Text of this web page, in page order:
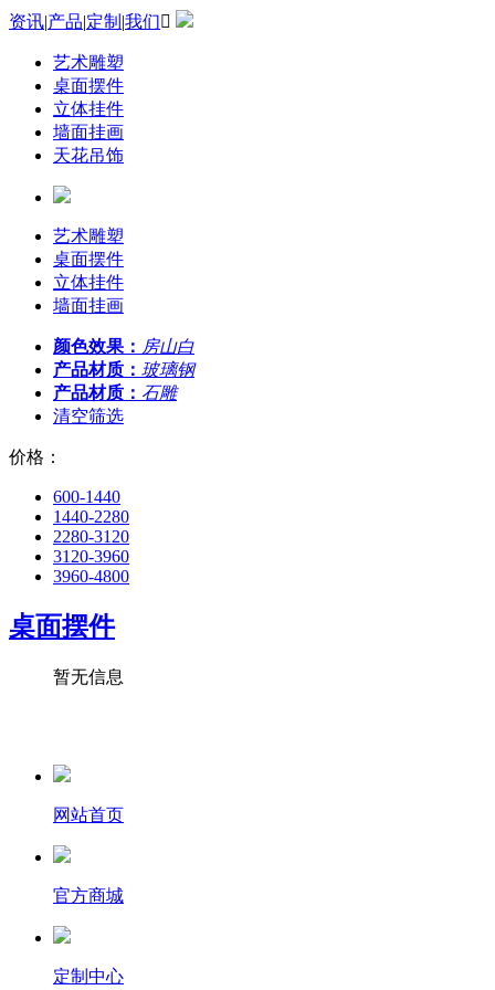
资讯|产品|定制 |我们
艺术雕塑
桌面摆件
立体挂件
墙面挂画
天花吊饰
艺术雕塑
桌面摆件
立体挂件
墙面挂画
颜色效果： 房山白
产品材质： 玻璃钢
产品材质： 石雕
清空筛选
价格：
600-1440
1440-2280
2280-3120
3120-3960
3960-4800
桌面摆件
暂无信息
网站首页
官方商城
定制中心